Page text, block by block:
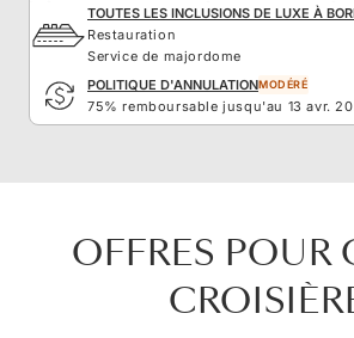
TOUTES LES INCLUSIONS DE LUXE À
Restauration
Service de majordome
POLITIQUE D'ANNULATIONMODÉRÉ
75% remboursable jusqu'au 13 avr.
OFFRES POUR